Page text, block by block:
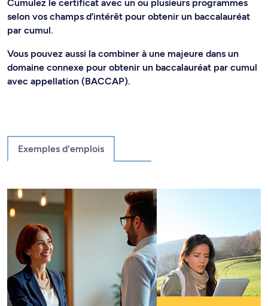
Cumulez le certificat avec un ou plusieurs programmes
selon vos champs d’intérêt pour obtenir un baccalauréat
par cumul.
Vous pouvez aussi la combiner à une majeure dans un
domaine connexe pour obtenir un baccalauréat par cumul
avec appellation (BACCAP).
Exemples d'emplois